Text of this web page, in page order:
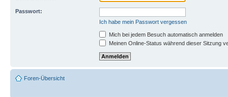
Passwort:
Ich habe mein Passwort vergessen
Mich bei jedem Besuch automatisch anmelden
Meinen Online-Status während dieser Sitzung
Foren-Übersicht